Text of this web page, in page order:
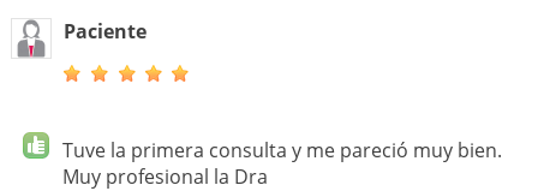
Paciente
Tuve la primera consulta y me pareció muy bien.
Muy profesional la Dra